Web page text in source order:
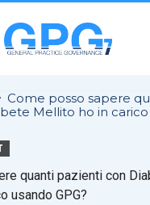
Come posso sapere
Mellito ho in
quanti pazienti con
usando GPG?